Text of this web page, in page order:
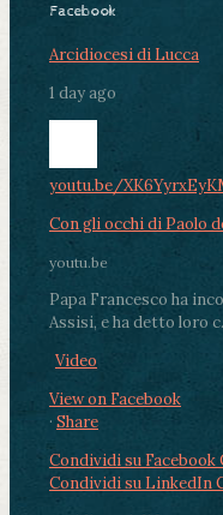
Facebook
Arcidiocesi di Lucca
1 day ago
youtu.be/
Con gli occhi di Paolo
youtu.be
Papa Francesco ha
Assisi, e ha detto loro
Video
View on Facebook
· Share
Condividi su Facebook
Condividi su LinkedIn